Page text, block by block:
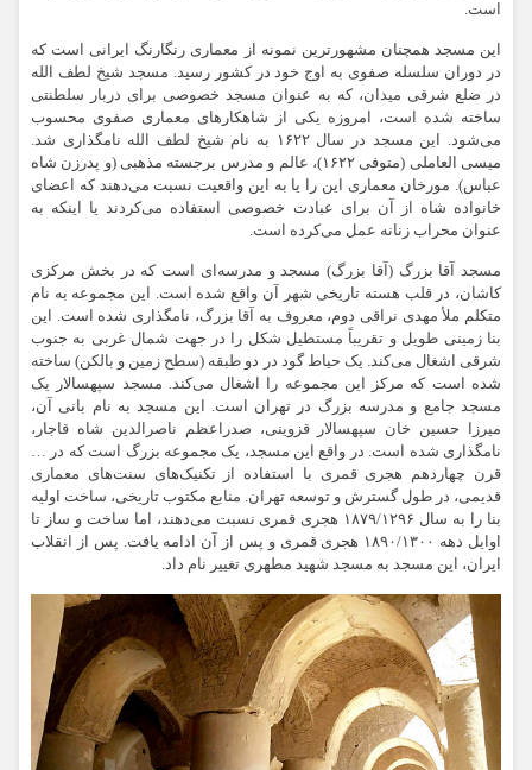
است.
این مسجد همچنان مشهورترین نمونه از معماری رنگارنگ ایرانی است که
در دوران سلسله صفوی به اوج خود در کشور رسید. مسجد شیخ لطف الله
در ضلع شرقی میدان، که به عنوان مسجد خصوصی برای دربار سلطنتی
ساخته شده است، امروزه یکی از شاهکارهای معماری صفوی محسوب
می‌شود. این مسجد در سال ۱۶۲۲ به نام شیخ لطف الله نامگذاری شد.
میسی
العاملی
(متوفی ۱۶۲۲)، عالم و مدرس برجسته مذهبی (و پدرزن شاه
عباس). مورخان معماری این را یا به این واقعیت نسبت می‌دهند که اعضای
خانواده شاه از آن برای عبادت خصوصی استفاده می‌کردند یا اینکه به
عنوان محراب زنانه عمل می‌کرده است.
مسجد آقا بزرگ (آقا بزرگ) مسجد و مدرسه‌ای است که در بخش مرکزی
کاشان، در قلب هسته تاریخی شهر آن واقع شده است. این مجموعه به نام
متکلم ملأ مهدی نراقی دوم، معروف به آقا بزرگ، نامگذاری شده است. این
بنا زمینی طویل و تقریباً مستطیل شکل را در جهت شمال غربی به جنوب
شرقی اشغال می‌کند. یک حیاط گود در دو طبقه (سطح زمین و بالکن) ساخته
شده است که مرکز این مجموعه را اشغال می‌کند. مسجد سپهسالار یک
مسجد جامع و مدرسه بزرگ در تهران است. این مسجد به نام بانی آن،
میرزا حسین خان سپهسالار قزوینی، صدراعظم ناصرالدین شاه قاجار،
نامگذاری شده است. در واقع این مسجد، یک مجموعه بزرگ است که در …
قرن چهاردهم هجری قمری با استفاده از تکنیک‌های سنت‌های معماری
قدیمی، در طول گسترش و توسعه تهران. منابع مکتوب تاریخی، ساخت اولیه
بنا را به سال ۱۸۷۹/۱۲۹۶ هجری قمری نسبت می‌دهند، اما ساخت و ساز تا
اوایل دهه ۱۸۹۰/۱۳۰۰ هجری قمری و پس از آن ادامه یافت. پس از انقلاب
ایران، این مسجد به مسجد شهید مطهری تغییر نام داد.